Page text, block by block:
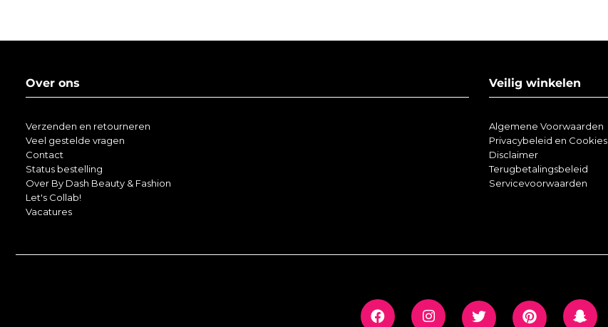
Over ons
Verzenden en retourneren
Veel gestelde vragen
Contact
Status bestelling
Over By Dash Beauty & Fashion
Let's Collab!
Vacatures
Veilig winkelen
Algemene Voorwaarden
Privacybeleid en Cookies
Disclaimer
Terugbetalingsbeleid
Servicevoorwaarden